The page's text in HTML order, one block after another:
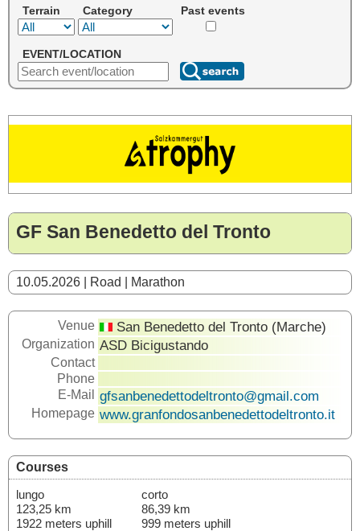
Terrain Category Past events
EVENT/LOCATION
GF San Benedetto del Tronto
10.05.2026 | Road | Marathon
Venue San Benedetto del Tronto (Marche)
Organization ASD Bicigustando
Contact
Phone
E-Mail
gfsanbenedettodeltronto@gmail.com
Homepage www.granfondosanbenedettodeltronto.it
Courses
lungo
123,25 km
1922 meters uphill
corto
86,39 km
999 meters uphill